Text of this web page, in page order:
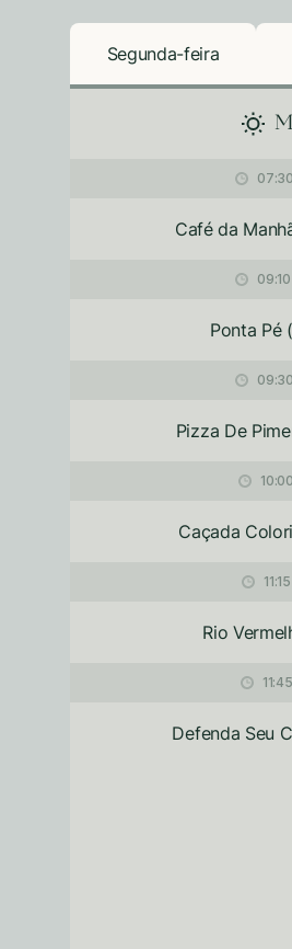
Segunda-feira
Café da
Ponta Pé
Pizza De
Caçada
Rio
Defenda Seu